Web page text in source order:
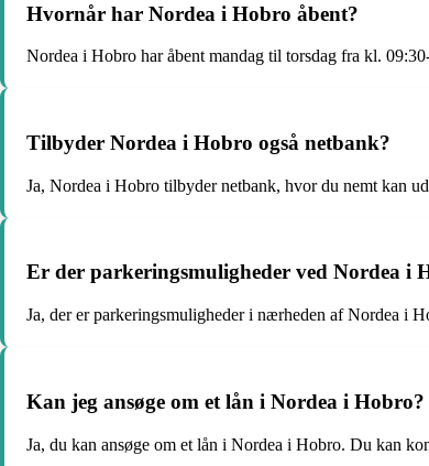
Hvornår har Nordea i Hobro åbent?
Nordea i Hobro har åbent mandag til torsdag fra kl.
Tilbyder Nordea i Hobro også netbank?
Ja, Nordea i Hobro tilbyder netbank, hvor du nemt kan
Er der parkeringsmuligheder ved Nordea i
Ja, der er parkeringsmuligheder i nærheden af Nordea i
Kan jeg ansøge om et lån i Nordea i Hobro?
Ja, du kan ansøge om et lån i Nordea i Hobro. Du kan